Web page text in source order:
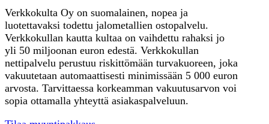
Verkkokulta Oy on suomalainen, nopea ja
luotettavaksi todettu jalometallien ostopalvelu.
Verkkokullan kautta kultaa on vaihdettu rahaksi jo
yli 50 miljoonan euron edestä. Verkkokullan
nettipalvelu perustuu riskittömään turvakuoreen, joka
vakuutetaan automaattisesti minimissään 5 000 euron
arvosta. Tarvittaessa korkeamman vakuutusarvon voi
sopia ottamalla yhteyttä asiakaspalveluun.